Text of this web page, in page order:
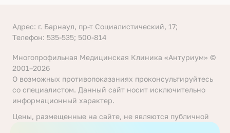
Адрес: г. Барнаул, пр-т Социалистический, 17;
Телефон: 535-535; 500-814
Многопрофильная Медицинская Клиника «Антуриум» ©
2001–2026
О возможных противопоказаниях проконсультируйтесь
со специалистом. Данный сайт носит исключительно
информационный характер.
Цены, размещенные на сайте, не являются публичной